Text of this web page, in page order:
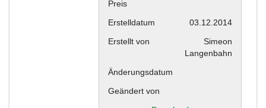
Preis
Erstelldatum
03.12.2014
Erstellt von
Simeon
Langenbahn
Änderungsdatum
Geändert von